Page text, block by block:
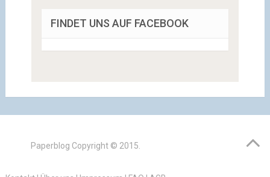
FINDET UNS AUF FACEBOOK
Paperblog Copyright © 2015.